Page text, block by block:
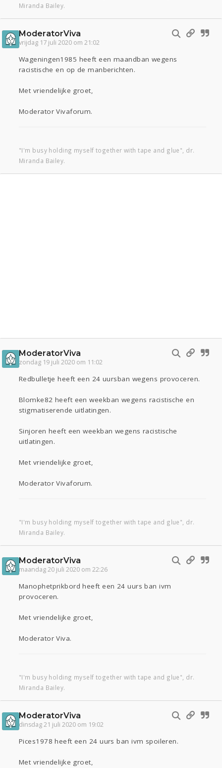
Miranda Bailey.
ModeratorViva
vrijdag 17 juli 2020 om 21:02
Wageningen1985 heeft een maandban wegens
racistische en op de manberichten.
Met vriendelijke groet,
Moderator Vivaforum.
"I'm busy holding myself together with tape and glue", dr.
Miranda Bailey.
ModeratorViva
zondag 19 juli 2020 om 11:02
Redbulletje heeft een 24 uursban wegens provoceren.
Blomke82 heeft een weekban wegens racistische en
stigmatiserende uitlatingen.
Sinjoren heeft een weekban wegens racistische
uitlatingen.
Met vriendelijke groet,
Moderator Vivaforum.
"I'm busy holding myself together with tape and glue", dr.
Miranda Bailey.
ModeratorViva
maandag 20 juli 2020 om 22:26
Manophetprikbord heeft een 24 uurs ban ivm
provoceren.
Met vriendelijke groet,
Moderator Viva.
"I'm busy holding myself together with tape and glue", dr.
Miranda Bailey.
ModeratorViva
dinsdag 21 juli 2020 om 19:02
Pices1978 heeft een 24 uurs ban ivm spoileren.
Met vriendelijke groet,